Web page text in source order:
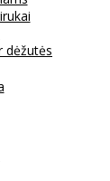
dėžutės